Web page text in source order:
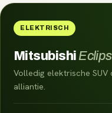
ELEKTRISCH
Mitsubishi
Volledig elektrische
alliantie.